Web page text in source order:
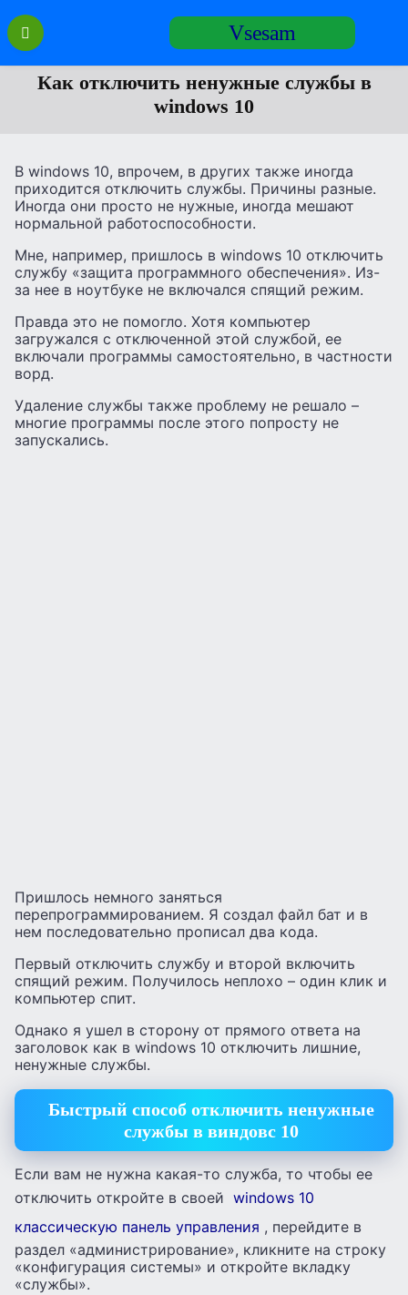
Перейти
содержанию
Vsesam
Как отключить ненужные службы в
windows 10
В windows 10, впрочем, в других также иногда
приходится отключить службы. Причины разные.
Иногда они просто не нужные, иногда мешают
нормальной работоспособности.
Мне, например, пришлось в windows 10 отключить
службу «защита программного обеспечения». Из-
за нее в ноутбуке не включался спящий режим.
Правда это не помогло. Хотя компьютер
загружался с отключенной этой службой, ее
включали программы самостоятельно, в частности
ворд.
Удаление службы также проблему не решало –
многие программы после этого попросту не
запускались.
Пришлось немного заняться
перепрограммированием. Я создал файл бат и в
нем последовательно прописал два кода.
Первый отключить службу и второй включить
спящий режим. Получилось неплохо – один клик и
компьютер спит.
Однако я ушел в сторону от прямого ответа на
заголовок как в windows 10 отключить лишние,
ненужные службы.
Быстрый способ отключить ненужные
службы в виндовс 10
Если вам не нужна какая-то служба, то чтобы ее
отключить откройте в своей windows 10
классическую панель управления , перейдите в
раздел «администрирование», кликните на строку
«конфигурация системы» и откройте вкладку
«службы».